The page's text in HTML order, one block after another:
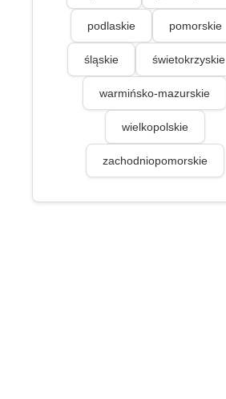
podlaskie pomorskie
śląskie świetokrzyskie
warmińsko-mazurskie
wielkopolskie
zachodniopomorskie